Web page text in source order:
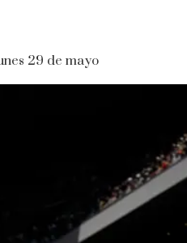
29 de mayo